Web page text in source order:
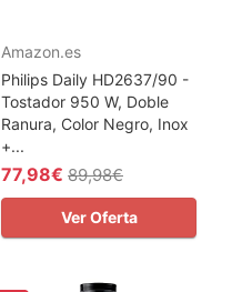
Amazon.es
Philips Daily HD2637/90 -
Tostador 950 W, Doble
Ranura, Color Negro, Inox
+...
77,98€ 89,98€
Ver Oferta